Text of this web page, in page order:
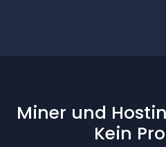
Miner und
Kein